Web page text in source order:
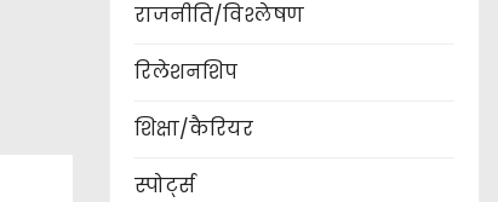
राजनीति/विश्लेषण
रिलेशनशिप
शिक्षा/कैरियर
स्पोर्ट्स